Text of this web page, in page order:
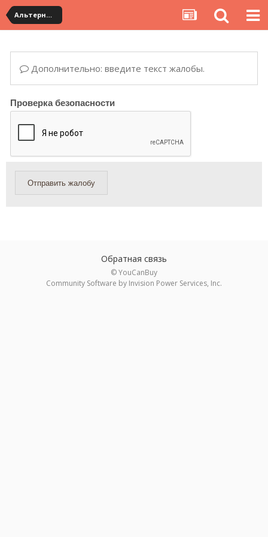
Альтернативная доставка YouCanBuy (mini)
Дополнительно: введите текст жалобы.
Проверка безопасности
Отправить жалобу
Обратная связь
© YouCanBuy
Community Software by Invision Power Services, Inc.